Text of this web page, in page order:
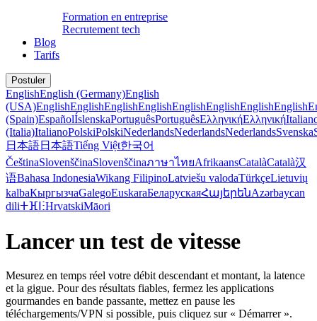
Formation en entreprise
Recrutement tech
Blog
Tarifs
Postuler
EnglishEnglish (Germany)English
(USA)EnglishEnglishEnglishEnglishEnglishEnglishEnglishEnglish
(Spain)EspañolÍslenskaPortuguêsPortuguêsΕλληνικήΕλληνική
(Italia)ItalianoPolskiPolskiNederlandsNederlandsNederlandsSvenska
日本語日本語Tiếng Việt한국어
ČeštinaSlovenščinaSlovenščinaภาษาไทยAfrikaansCatalàCatalà汉
语Bahasa IndonesiaWikang FilipinoLatviešu valodaTürkçeLietuvių
kalbaКыргызчаGalegoEuskaraБеларускаяՀայերենAzərbaycan
diliⵜⴼⵏⵗHrvatskiMāori
Lancer un test de vitesse
Mesurez en temps réel votre débit descendant et montant, la latence
et la gigue. Pour des résultats fiables, fermez les applications
gourmandes en bande passante, mettez en pause les
téléchargements/VPN si possible, puis cliquez sur « Démarrer ».